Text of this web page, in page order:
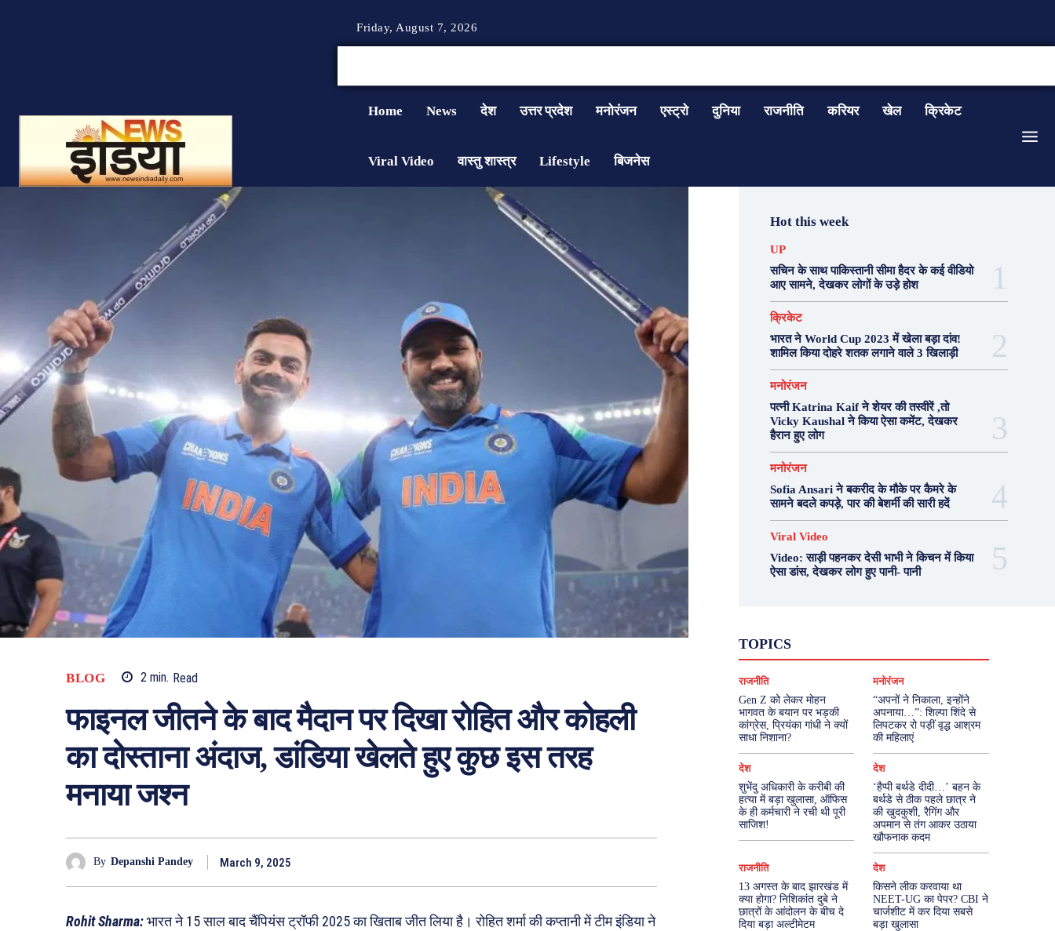
Friday, August 7, 2026
Home News देश उत्तर प्रदेश मनोरंजन एस्ट्रो दुनिया राजनीति करियर खेल क्रिकेट
Viral Video वास्तु शास्त्र Lifestyle बिजनेस
BLOG 2 min. Read
फाइनल जीतने के बाद मैदान पर दिखा रोहित और कोहली
का दोस्ताना अंदाज, डांडिया खेलते हुए कुछ इस तरह
मनाया जश्न
By Depanshi Pandey March 9, 2025
Rohit Sharma:भारत ने 15 साल बाद चैंपियंस ट्रॉफी 2025 का खिताब जीत लिया है। रोहित शर्मा की कप्तानी में टीम इंडिया ने
Hot this week
UP
सचिन के साथ पाकिस्तानी सीमा हैदर के कई वीडियो
आए सामने, देखकर लोगों के उड़े होश
क्रिकेट
भारत ने World Cup 2023 में खेला बड़ा दांव!
शामिल किया दोहरे शतक लगाने वाले 3 खिलाड़ी
मनोरंजन
पत्नी Katrina Kaif ने शेयर की तस्वीरें ,तो
Vicky Kaushal ने किया ऐसा कमेंट, देखकर
हैरान हुए लोग
मनोरंजन
Sofia Ansari ने बकरीद के मौके पर कैमरे के
सामने बदले कपड़े, पार की बेशर्मी की सारी हदें
Viral Video
Video: साड़ी पहनकर देसी भाभी ने किचन में किया
ऐसा डांस, देखकर लोग हुए पानी- पानी
TOPICS
दुनिया
राजनीति वास्तु शास्त्र
More
राजनीति
Gen Z को लेकर मोहन
भागवत के बयान पर भड़की
कांग्रेस, प्रियंका गांधी ने क्यों
साधा निशाना?
मनोरंजन
“अपनों ने निकाला, इन्होंने
अपनाया…”: शिल्पा शिंदे से
लिपटकर रो पड़ीं वृद्ध आश्रम
की महिलाएं
देश
शुभेंदु अधिकारी के करीबी की
हत्या में बड़ा खुलासा, ऑफिस
के ही कर्मचारी ने रची थी पूरी
साजिश!
देश
‘हैप्पी बर्थडे दीदी…’ बहन के
बर्थडे से ठीक पहले छात्र ने
की खुदकुशी, रैगिंग और
अपमान से तंग आकर उठाया
खौफनाक कदम
राजनीति
13 अगस्त के बाद झारखंड में
क्या होगा? निशिकांत दुबे ने
छात्रों के आंदोलन के बीच दे
दिया बड़ा अल्टीमेटम
देश
किसने लीक करवाया था
NEET-UG का पेपर? CBI ने
चार्जशीट में कर दिया सबसे
बड़ा खुलासा